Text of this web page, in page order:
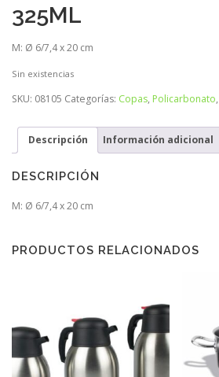
325ML
M: Ø 6/7,4 x 20 cm
Sin existencias
SKU: 08105 Categorías: Copas, Policarbonato,
Descripción Información adicional
DESCRIPCIÓN
M: Ø 6/7,4 x 20 cm
PRODUCTOS RELACIONADOS